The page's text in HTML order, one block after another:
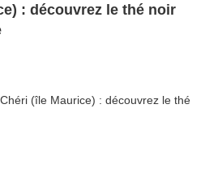
: découvrez le thé noir